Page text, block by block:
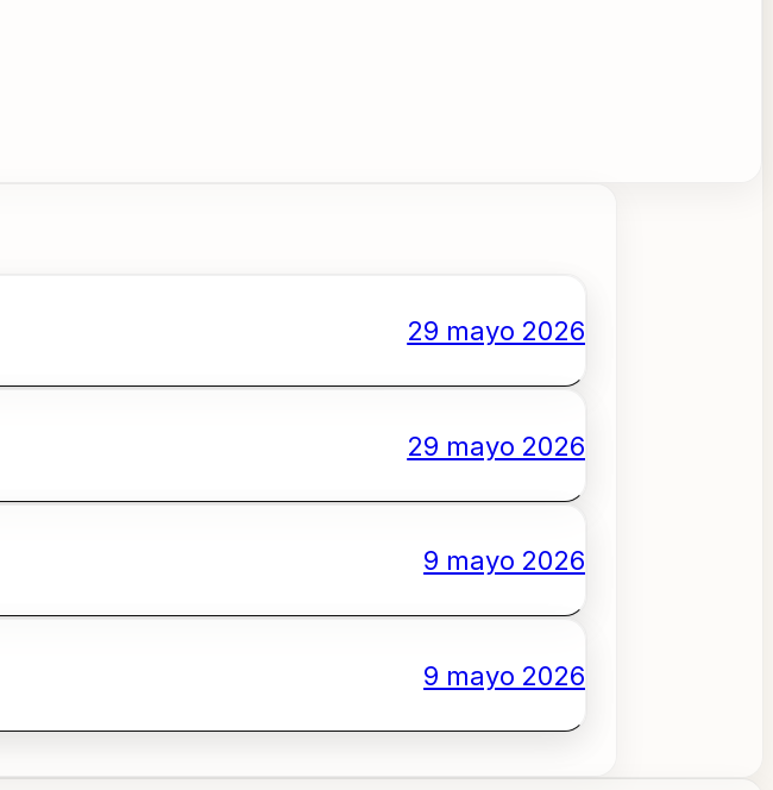
29 mayo 2026
29 mayo 2026
9 mayo 2026
9 mayo 2026